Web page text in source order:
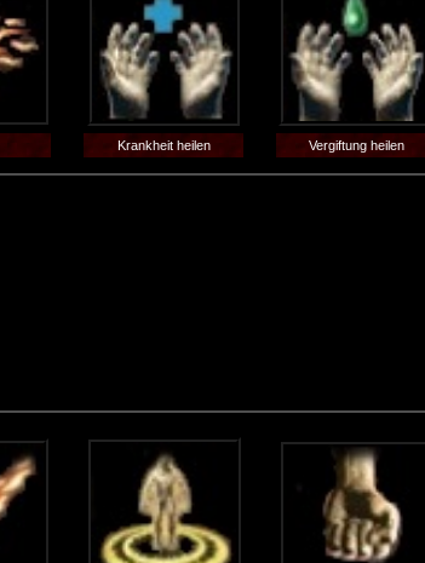
Krankheit heilen Vergiftung heilen